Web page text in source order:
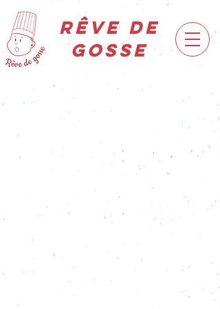
Rêve de
gosse